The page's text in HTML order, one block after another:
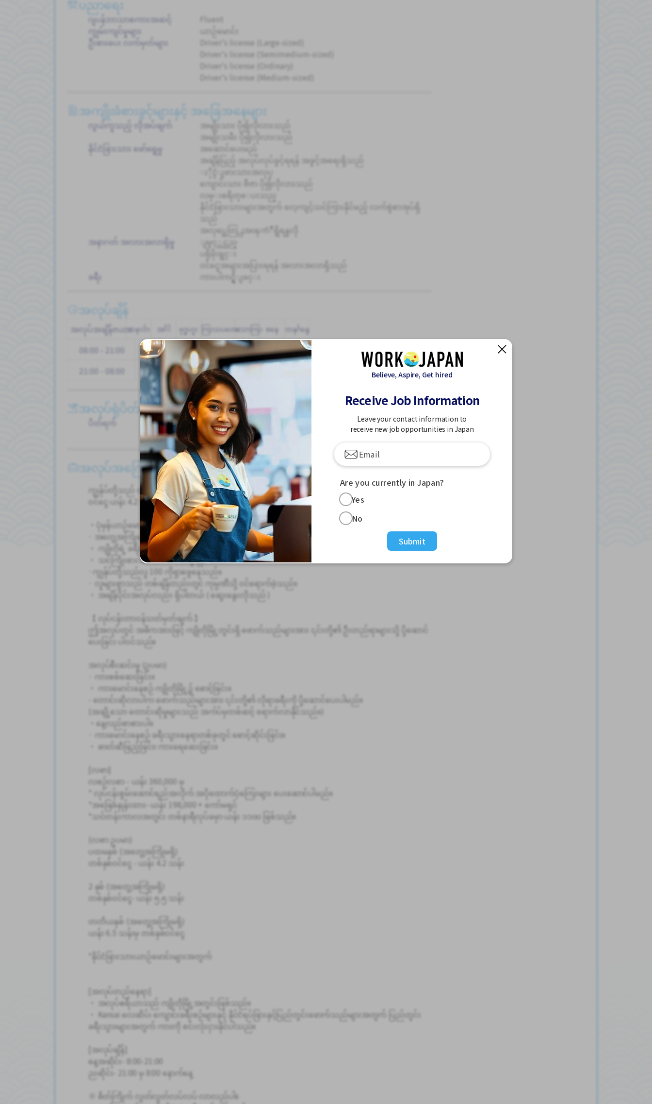
ပညာရေး
ဂျပန်ဘာသာစကားအဆင့်
Fluent
ကျွမ်းကျင်မှုများ
ယာဉ်မောင်း
ဦးစားပေး လက်မှတ်များ
Driver's license (Large-sized)
Driver's license (Semimedium-sized)
Driver's license (Ordinary)
Driver's license (Medium-sized)
အကျိုးခံစားခွင့်များနှင့် အခြေအနေများ
လွယ်ကူသည့် လိုအပ်ချက်
အမျိုးသား ပို၍လိုလားသည်
အမျိုးသမီး ပို၍လိုလားသည်
နိုင်ငံခြားသား ဖော်ရွေမှု
အဆောင်ပေးမည်
အချိန်ပြည့် အလုပ်လုပ်ခွင့်ရရန် အခွင့်အရေးရှိသည်
ႏိုင္ငံျခားသားအလုပ္
ကျောင်းသား ဗီဇာ ပို၍လိုလားသည်
လမ္းစရိတ္ေပးသည္
နိုင်ငံခြားသားများအတွက် လေ့ကျင့်သင်ကြားနိုင်မည့် လက်စွဲစာအုပ်ရှိ
အလုပ္အေတြ႕အၾကံဳရွိရန္မလို
အနာဂတ် အလားအလာရှိမှု
ျမွင့္တင္သည္
ပရိုမိုးရွင္း
ဝင်ငွေအများအပြားရရန် အလားအလာရှိသည်
ခရီး
ကားပါကင္ရွိျခင္း
အလုပ်ချိန်
အလုပ်အချိန်ဇယားတနင်္လာ အင်္ဂါ ဗုဒ္ဓဟူး ကြာသပတေးသောကြာ စနေ တနင်္ဂနွေ
08:00 - 21:00
21:00 - 08:00
အလုပ်ရုံပိတ်ရက်များ
ပိတ်ရက်
Paid အားလပ်ရက်များ
အခြားသူများ
အလုပ်အကြောင်းအရာ
ကျွန်ုပ်တို့သည် တက္ကစီယာဉ်မောင်းများကို ရှာဖွေနေပါသည်။ အတွေ့အကြုံမလိုအပ်ပါ။ သင့်ပထမနှစ်မှ တစ်နှစ်
ဝင်ငွေ ယန်း 4.2 သန်းကျော် ရရှိရန် သင် ရည်မှန်းနိုင်သည်။ /
・ပုံမှန်ယာဉ်မောင်းလိုင်စင်က အိုကေ။
· အတွေ့အကြုံမရှိရင်တောင် အောင်မြင်နိုင်ပါတယ်။
・ ကျိုတိုရဲ့ ခရီးသွားနေရာတွေကို သွားရောက်လည်ပတ်နိုင်ပါတယ်။
・ သင်ကြိုးစားသလောက် ဝင်ငွေရနိုင်တယ်။
·ကျွန်ုပ်တို့သည်လူ 100 ကိုရှာဖွေနေသည်။
· လူများစွာသည် တစ်ချိန်တည်းတွင် ကုမ္ပဏီသို့ ဝင်ရောက်ခဲ့သည်။
・ အချိန်ပိုင်းအလုပ်လည်း ရှိပါတယ် ( ဆွေးနွေးလိုသည် )
【 လုပ်ငန်းတာဝန်သတ်မှတ်ချက် 】
ဤအလုပ်တွင် အဓိကအားဖြင့် ကျိုတိုမြို့တွင်းရှိ ဖောက်သည်များအား ၎င်းတို့၏ ဦးတည်ရာများသို့ ပို့ဆောင်
ပေးခြင်း ပါဝင်သည်။
အလုပ်စီးဆင်းမှု (ဥပမာ)
· ကားစစ်ဆေးခြင်း။
・ ကားမောင်းနေစဉ် ကျိုတိုမြို့၌ စောင့်ခြင်း။
- တောင်းဆိုလာပါက ဖောက်သည်များအား ၎င်းတို့၏ လိုရာခရီးကို ပို့ဆောင်ပေးပါမည်။
(အချို့သော တောင်းဆိုမှုများသည် အက်ပ်မှတစ်ဆင့် ရောက်လာနိုင်သည်။)
・နေ့လည်စာစားပါ။
· ကားမောင်းနေစဉ် ခရီးသွားနေရာတစ်ခုတွင် စောင့်ဆိုင်းခြင်း။
・ ဓာတ်ဆီဖြည့်ခြင်း၊ ကားရေဆေးခြင်း။
[လစာ]
လစဉ်လစာ - ယန်း 360,000 မှ
* လုပ်ငန်းစွမ်းဆောင်ရည်အလိုက် အပိုထောက်ပံ့ကြေးများ ပေးဆောင်ပါမည်။
*အခြေခံနှုန်းထား- ယန်း 198,000 + ကော်မရှင်
*သင်တန်းကာလအတွင်း တစ်နာရီလုပ်ခမှာ ယန်း ၁၁၀၀ ဖြစ်သည်။
(လစာ ဥပမာ)
ပထမနှစ် (အတွေ့အကြုံမရှိ)
တစ်နှစ်ဝင်ငွေ - ယန်း 4.2 သန်း
2 နှစ် (အတွေ့အကြုံမရှိ)
တစ်နှစ်ဝင်ငွေ- ယန်း ၅.၅ သန်း
တတိယနှစ် (အတွေ့အကြုံမရှိ)
ယန်း 6.5 သန်းမှ တစ်နှစ်ဝင်ငွေ
*နိုင်ငံခြားသားယာဉ်မောင်းများအတွက်
[အလုပ်တည်နေရာ]
・ အလုပ်ဧရိယာသည် ကျိုတိုမြို့အတွင်းဖြစ်သည်။
・ Kansai လေဆိပ်၊ ကျောင်းခရီးစဉ်များနှင့် နိုင်ငံရပ်ခြားနှင့်ပြည်တွင်းဖောက်သည်များအတွက် ပြည်တွင်း
ခရီးသွားများအတွက် ကားကို စင်းလုံးငှားနိုင်ပါသည်။
[အလုပ်ချိန်]
နေ့အဆိုင်း- 8:00-21:00
ညဆိုင်း- 21:00 မှ 8:00 နောက်နေ့
※ စိတ်ကြိုက် လွတ်လွတ်လပ်လပ် လာလည်ပါ။
Believe, Aspire, Get hired
Receive Job Information
Leave your contact information to
receive new job opportunities in Japan
Are you currently in Japan?
Yes
No
Submit